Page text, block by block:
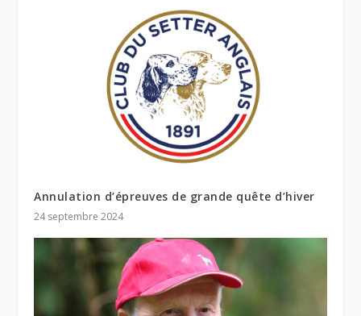
Annulation d’épreuves de grande quête d’hiver
24 septembre 2024